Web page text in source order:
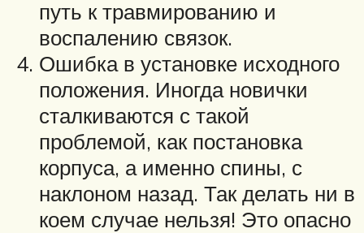
путь к травмированию и
воспалению связок.
Ошибка в установке исходного
положения. Иногда новички
сталкиваются с такой
проблемой, как постановка
корпуса, а именно спины, с
наклоном назад. Так делать ни в
коем случае нельзя! Это опасно